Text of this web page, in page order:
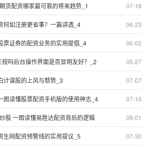
07-18
货配资哪家最可靠的将来趋势_1
06-23
何如注册更省事？一篇讲透_4
06-02
票证券的配资业务的实用提倡_4
05-27
吗后台操作界面是否显明友好？_2
07-07
计谋股的上风与颓势_3
07-10
图读懂股票配资手机版的使用神志_4
08-01
股 一图读懂易胜达配资背后的逻辑
07-30
生网配资预警线的实用提议_5